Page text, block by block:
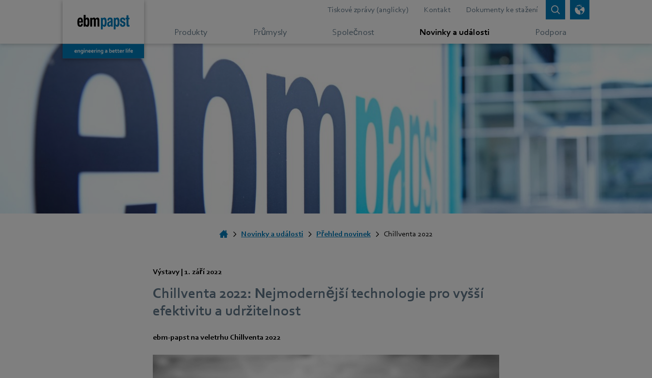
Tiskové zprávy (anglicky) Kontakt Dokumenty ke stažení
Produkty Průmysly Společnost Novinky a události Podpora
Novinky a události Přehled novinek Chillventa 2022
Výstavy | 1. září 2022
Chillventa 2022: Nejmodernější technologie pro vyšší
efektivitu a udržitelnost
ebm-papst na veletrhu Chillventa 2022